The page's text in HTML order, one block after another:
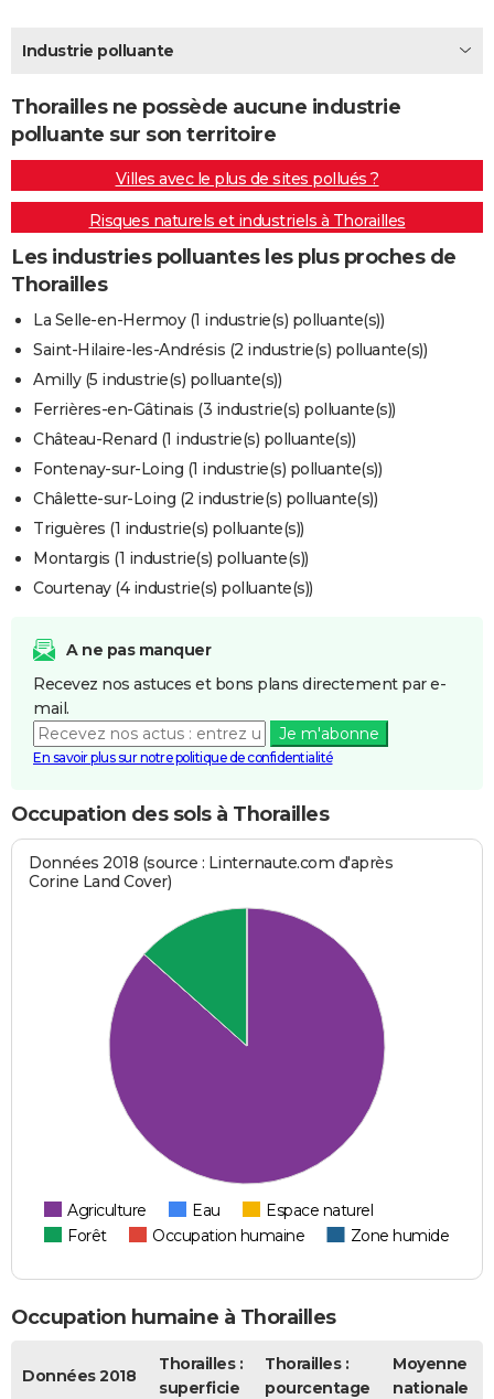
BONS PLANS
CARTE DE VOEUX
Carte de Noël
Carte Bonne année
Carte Saint-Valentin
Carte Pâques
Carte d'anniversaire
DICTIONNAIRE
Dictionnaire
Biographies
Citations
Expressions
Proverbes
PROGRAMME TV
COPAINS D'AVANT
AVIS DE DÉCÈS
FORUM
Industrie polluante
Thorailles ne possède aucune industrie
polluante sur son territoire
Villes avec le plus de sites pollués ?
Risques naturels et industriels à Thorailles
Les industries polluantes les plus proches de
Thorailles
La Selle-en-Hermoy (1 industrie(s) polluante(s))
Saint-Hilaire-les-Andrésis (2 industrie(s) polluante(s))
Amilly (5 industrie(s) polluante(s))
Ferrières-en-Gâtinais (3 industrie(s) polluante(s))
Château-Renard (1 industrie(s) polluante(s))
Fontenay-sur-Loing (1 industrie(s) polluante(s))
Châlette-sur-Loing (2 industrie(s) polluante(s))
Triguères (1 industrie(s) polluante(s))
Montargis (1 industrie(s) polluante(s))
Courtenay (4 industrie(s) polluante(s))
A ne pas manquer
Recevez nos astuces et bons plans directement par e-
mail.
Je m'abonne
En savoir plus sur notre politique de confidentialité
Occupation des sols à Thorailles
Données 2018 (source : Linternaute.com d'après
Corine Land Cover)
Agriculture Eau
Espace naturel
Forêt
Occupation humaine Zone humide
Occupation humaine à Thorailles
Données 2018
Thorailles :
superficie
Thorailles :
pourcentage
Moyenne
nationale